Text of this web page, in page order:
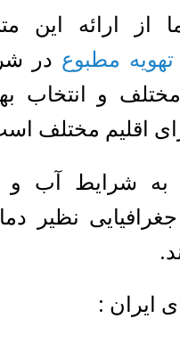
از ارائه این
مطبوع در
و انتخاب
اقلیم مختلف
: به شرایط آب و
نظیر
ایران :